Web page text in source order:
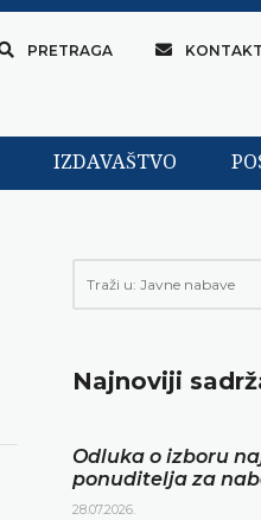
PRETRAGA KONTAKT
IZDAVAŠTVO
Najnoviji
Odluka o izboru
ponuditelja za
28.07.2026.